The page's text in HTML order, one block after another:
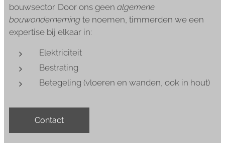
bouwsector. Door ons geen algemene
bouwonderneming te noemen, timmerden we een
expertise bij elkaar in:
Elektriciteit
Bestrating
Betegeling (vloeren en wanden, ook in hout)
Contact